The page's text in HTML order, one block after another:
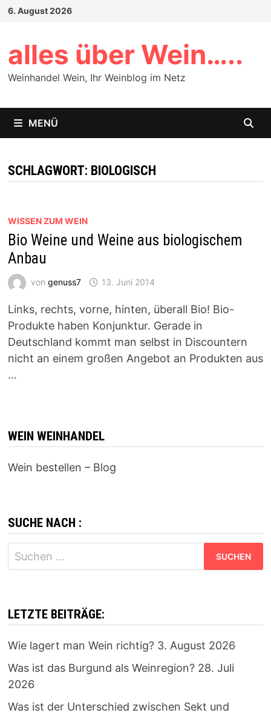
Zum
6. August 2026
alles über Wein…..
Weinhandel Wein, Ihr Weinblog im Netz
MENÜ
SCHLAGWORT: BIOLOGISCH
WISSEN ZUM WEIN
Bio Weine und Weine aus biologischem
Anbau
von genuss7 13. Juni 2014
Links, rechts, vorne, hinten, überall Bio! Bio-
Produkte haben Konjunktur. Gerade in
Deutschland kommt man selbst in Discountern
nicht an einem großen Angebot an Produkten aus
…
WEIN WEINHANDEL
Wein bestellen – Blog
SUCHE NACH :
Suchen
nach:
LETZTE BEITRÄGE:
Wie lagert man Wein richtig? 3. August 2026
Was ist das Burgund als Weinregion? 28. Juli
2026
Was ist der Unterschied zwischen Sekt und